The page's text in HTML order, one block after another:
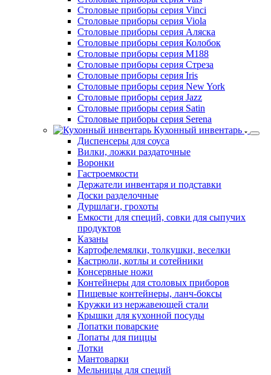
Столовые приборы серия Vinci
Столовые приборы серия Viola
Столовые приборы серия Аляска
Столовые приборы серия Колобок
Столовые приборы серия М188
Столовые приборы серия Стреза
Столовые приборы серия Iris
Столовые приборы серия New York
Столовые приборы серия Jazz
Столовые приборы серия Satin
Столовые приборы серия Serena
Кухонный инвентарь
Диспенсеры для соуса
Вилки, ложки раздаточные
Воронки
Гастроемкости
Держатели инвентаря и подставки
Доски разделочные
Дуршлаги, грохоты
Емкости для специй, совки для сыпучих
продуктов
Казаны
Картофелемялки, толкушки, веселки
Кастрюли, котлы и сотейники
Консервные ножи
Контейнеры для столовых приборов
Пищевые контейнеры, ланч-боксы
Кружки из нержавеющей стали
Крышки для кухонной посуды
Лопатки поварские
Лопаты для пиццы
Лотки
Мантоварки
Мельницы для специй